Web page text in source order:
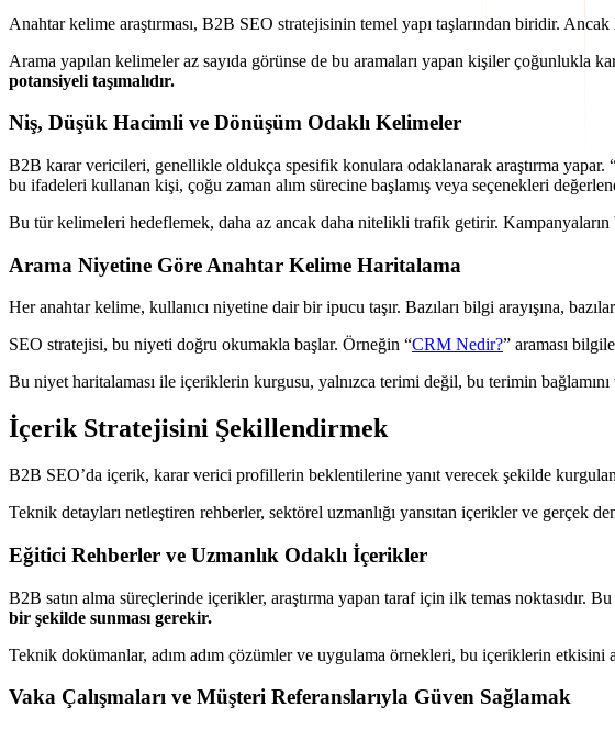
Anahtar kelime araştırması, B2B SEO stratejisinin temel yapı taşlarından biridir. Ancak
Arama yapılan kelimeler az sayıda görünse de bu aramaları yapan kişiler çoğunlukla
potansiyeli taşımalıdır.
Niş, Düşük Hacimli ve Dönüşüm Odaklı Kelimeler
B2B karar vericileri, genellikle oldukça spesifik konulara odaklanarak araştırma yapar.
bu ifadeleri kullanan kişi, çoğu zaman alım sürecine başlamış veya seçenekleri
Bu tür kelimeleri hedeflemek, daha az ancak daha nitelikli trafik getirir. Kampanyaların
Arama Niyetine Göre Anahtar Kelime Haritalama
Her anahtar kelime, kullanıcı niyetine dair bir ipucu taşır. Bazıları bilgi arayışına,
SEO stratejisi, bu niyeti doğru okumakla başlar. Örneğin “CRM Nedir?” araması
Bu niyet haritalaması ile içeriklerin kurgusu, yalnızca terimi değil, bu terimin
İçerik Stratejisini Şekillendirmek
B2B SEO’da içerik, karar verici profillerin beklentilerine yanıt verecek şekilde
Teknik detayları netleştiren rehberler, sektörel uzmanlığı yansıtan içerikler ve gerçek
Eğitici Rehberler ve Uzmanlık Odaklı İçerikler
B2B satın alma süreçlerinde içerikler, araştırma yapan taraf için ilk temas noktasıdır. Bu
bir şekilde sunması gerekir.
Teknik dokümanlar, adım adım çözümler ve uygulama örnekleri, bu içeriklerin etkisini
Vaka Çalışmaları ve Müşteri Referanslarıyla Güven Sağlamak